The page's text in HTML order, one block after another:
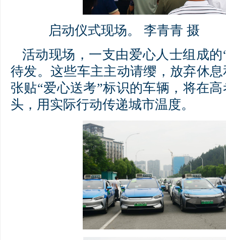
启动仪式现场。 李青青 摄
活动现场，一支由爱心人士组成
待发。这些车主主动请缨，放弃休
张贴“爱心送考”标识的车辆，将在
头，用实际行动传递城市温度。